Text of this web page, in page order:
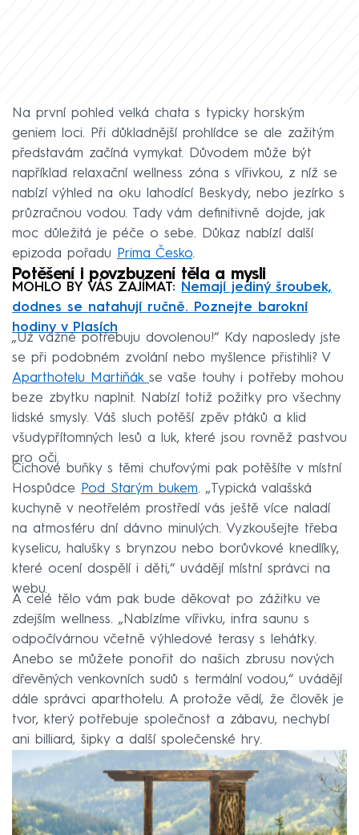
Na první pohled velká chata s typicky horským
geniem loci. Při důkladnější prohlídce se ale zažitým
představám začíná vymykat. Důvodem může být
například relaxační wellness zóna s vířivkou, z níž se
nabízí výhled na oku lahodící Beskydy, nebo jezírko s
průzračnou vodou. Tady vám definitivně dojde, jak
moc důležitá je péče o sebe. Důkaz nabízí další
epizoda pořadu
Prima Česko.
Potěšení i povzbuzení těla a mysli
MOHLO BY VÁS ZAJÍMAT:
Nemají jediný šroubek,
dodnes se natahují ručně. Poznejte barokní
hodiny v Plasích
„Už vážně potřebuju dovolenou!“ Kdy naposledy jste
se při podobném zvolání nebo myšlence přistihli? V
Aparthotelu Martiňák se vaše touhy i potřeby mohou
beze zbytku naplnit. Nabízí totiž požitky pro všechny
lidské smysly. Váš sluch potěší zpěv ptáků a klid
všudypřítomných lesů a luk, které jsou rovněž pastvou
pro oči.
Čichové buňky s těmi chuťovými pak potěšíte v místní
Hospůdce
Pod Starým bukem. „Typická valašská
kuchyně v neotřelém prostředí vás ještě více naladí
na atmosféru dní dávno minulých. Vyzkoušejte třeba
kyselicu, halušky s brynzou nebo borůvkové knedlíky,
které ocení dospělí i děti,“ uvádějí místní správci na
webu.
A celé tělo vám pak bude děkovat po zážitku ve
zdejším wellness. „Nabízíme vířivku, infra saunu s
odpočívárnou včetně výhledové terasy s lehátky.
Anebo se můžete ponořit do našich zbrusu nových
dřevěných venkovních sudů s termální vodou,“ uvádějí
dále správci aparthotelu. A protože vědí, že člověk je
tvor, který potřebuje společnost a zábavu, nechybí
ani billiard, šipky a další společenské hry.